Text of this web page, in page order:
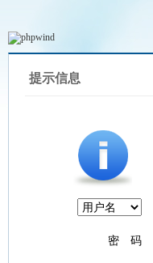
提示信息
密 码